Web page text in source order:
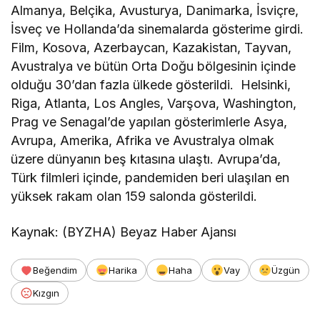
Almanya, Belçika, Avusturya, Danimarka, İsviçre,
İsveç ve Hollanda’da sinemalarda gösterime girdi.
Film, Kosova, Azerbaycan, Kazakistan, Tayvan,
Avustralya ve bütün Orta Doğu bölgesinin içinde
olduğu 30’dan fazla ülkede gösterildi. Helsinki,
Riga, Atlanta, Los Angles, Varşova, Washington,
Prag ve Senagal’de yapılan gösterimlerle Asya,
Avrupa, Amerika, Afrika ve Avustralya olmak
üzere dünyanın beş kıtasına ulaştı. Avrupa’da,
Türk filmleri içinde, pandemiden beri ulaşılan en
yüksek rakam olan 159 salonda gösterildi.
Kaynak: (BYZHA) Beyaz Haber Ajansı
Beğendim Harika Haha Vay
Üzgün
Kızgın